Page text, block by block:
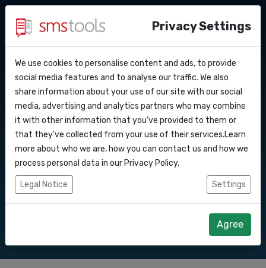
API Docs
Webhooks
Integrationen
Zapier
Warum smstools?
Blog
Service level agreement
Kontakt
Angebot anfordern
SMS Gateway API nach
Senden Sie SMS-Nachrichten über unsere
SMS Gateway API.
Direkt loslegen Angebot anfordern
Privacy Settings
We use cookies to personalise content and ads, to provide
social media features and to analyse our traffic. We also
share information about your use of our site with our social
media, advertising and analytics partners who may combine
it with other information that you’ve provided to them or
that they’ve collected from your use of their services.Learn
more about who we are, how you can contact us and how we
process personal data in our Privacy Policy.
Legal Notice Settings
Agree